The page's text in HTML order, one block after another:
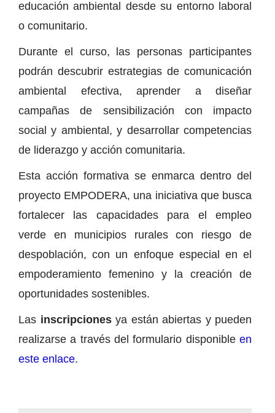
educación ambiental desde su entorno laboral
o comunitario.
Durante el curso, las personas participantes
podrán descubrir estrategias de comunicación
ambiental efectiva, aprender a diseñar
campañas de sensibilización con impacto
social y ambiental, y desarrollar competencias
de liderazgo y acción comunitaria.
Esta acción formativa se enmarca dentro del
proyecto EMPODERA, una iniciativa que busca
fortalecer las capacidades para el empleo
verde en municipios rurales con riesgo de
despoblación, con un enfoque especial en el
empoderamiento femenino y la creación de
oportunidades sostenibles.
Las inscripcionesya están abiertas y pueden
realizarse a través del formulario disponible en
este enlace.